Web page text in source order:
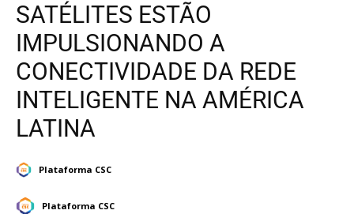
SATÉLITES ESTÃO
IMPULSIONANDO A
CONECTIVIDADE DA REDE
INTELIGENTE NA AMÉRICA
LATINA
Plataforma CSC
Plataforma CSC